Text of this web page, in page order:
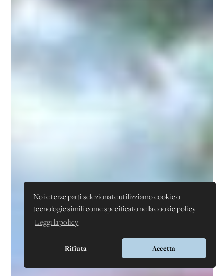
Noi e terze parti selezionate utilizziamo cookie o
tecnologie simili come specificato nella cookie policy.
Leggi la policy
Rifiuta Accetta